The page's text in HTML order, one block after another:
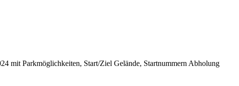
mit Parkmöglichkeiten, Start/Ziel Gelände, Startnummern Abholung